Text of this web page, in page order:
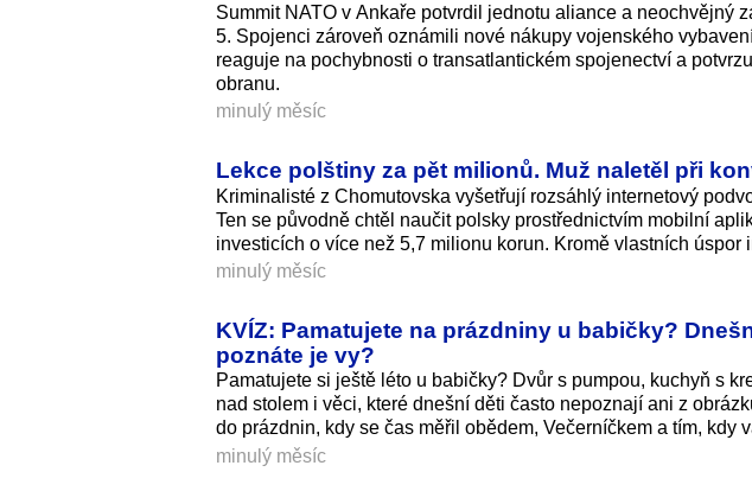
Summit NATO v Ankaře potvrdil jednotu aliance a neochvějný
5. Spojenci zároveň oznámili nové nákupy vojenského
reaguje na pochybnosti o transatlantickém spojenectví a
obranu.
minulý měsíc
Lekce polštiny za pět milionů. Muž naletěl při
Kriminalisté z Chomutovska vyšetřují rozsáhlý internetový
Ten se původně chtěl naučit polsky prostřednictvím mobilní
investicích o více než 5,7 milionu korun. Kromě vlastních úspor
minulý měsíc
KVÍZ: Pamatujete na prázdniny u babičky?
poznáte je vy?
Pamatujete si ještě léto u babičky? Dvůr s pumpou, kuchyň s
nad stolem i věci, které dnešní děti často nepoznají ani z
do prázdnin, kdy se čas měřil obědem, Večerníčkem a tím, kdy
minulý měsíc